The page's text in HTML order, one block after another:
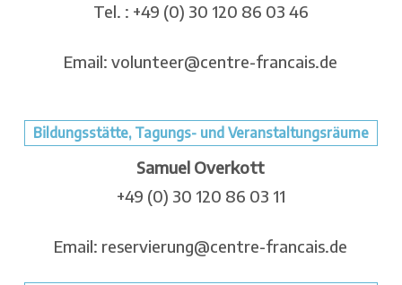
Tel. : +49 (0) 30 120 86 03 46
Email: volunteer@centre-francais.de
Bildungsstätte, Tagungs- und Veranstaltungsräume
Samuel Overkott
+49 (0) 30 120 86 03 11
Email: reservierung@centre-francais.de